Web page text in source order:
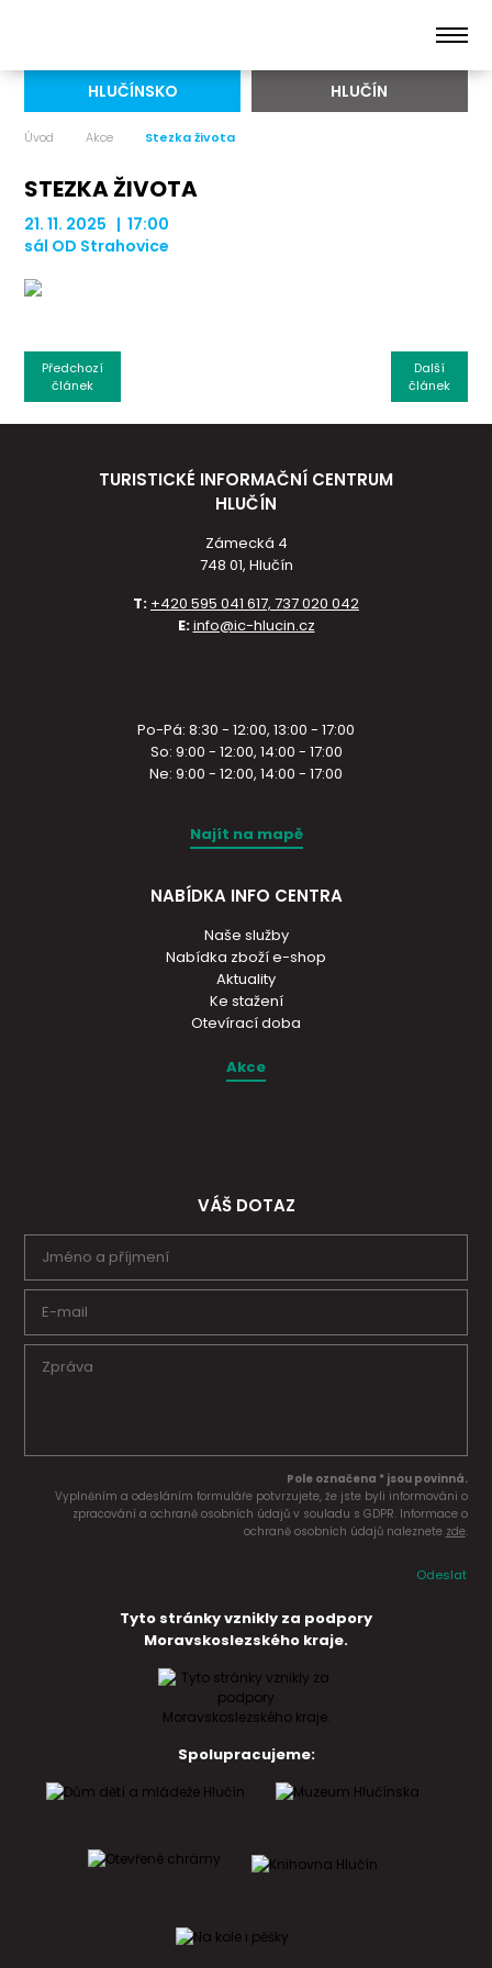
HLUČÍNSKO HLUČÍN
Úvod Akce Stezka života
STEZKA ŽIVOTA
21. 11. 2025 | 17:00
sál OD Strahovice
Další
článek
Předchozí
článek
TURISTICKÉ INFORMAČNÍ CENTRUM
HLUČÍN
Zámecká 4
748 01, Hlučín
T: +420 595 041 617, 737 020 042
E:info@ic-hlucin.cz
Po-Pá: 8:30 - 12:00, 13:00 - 17:00
So: 9:00 - 12:00, 14:00 - 17:00
Ne: 9:00 - 12:00, 14:00 - 17:00
Najít na mapě
NABÍDKA INFO CENTRA
Naše služby
Nabídka zboží e-shop
Aktuality
Ke stažení
Otevírací doba
Akce
VÁŠ DOTAZ
Pole označena * jsou povinná.
Vyplněním a odesláním formuláře potvrzujete, že jste byli informováni o
zpracování a ochraně osobních údajů v souladu s GDPR. Informace o
ochraně osobních údajů naleznete zde.
Odeslat
Tyto stránky vznikly za podpory
Moravskoslezského kraje.
Spolupracujeme: